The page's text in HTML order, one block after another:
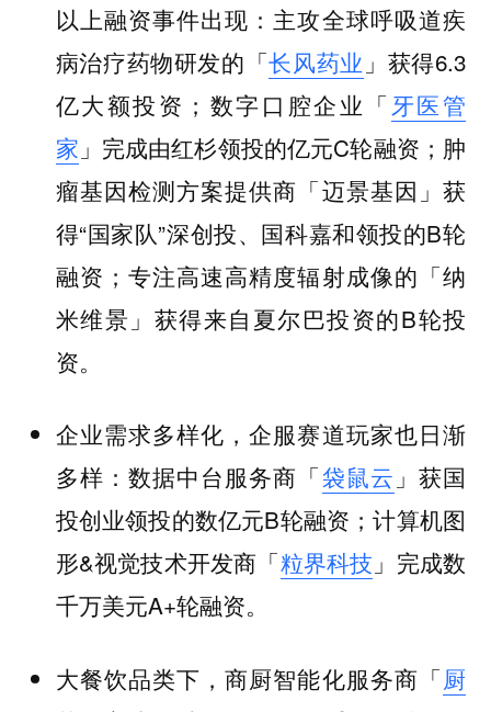
以上融资事件出现： 主攻全球呼吸道疾
病治疗药物研发的「长风药业 」获得6.3
亿大额投资；数字口腔企业「 牙医管
家 」完成由红杉领投的亿元C轮融资；肿
瘤基因检测方案提供商「迈景基因」获
得“国家队”深创投、国科嘉和领投的B轮
融资；专注高速高精度辐射成像的「纳
米维景」获得来自夏尔巴投资的B轮投
资。
企业需求多样化，企服赛道玩家也日渐
多样 ：数据中台服务商「袋鼠云 」获国
投创业领投的数亿元B轮融资；计算机图
形&视觉技术开发商「粒界科技 」完成数
千万美元A+轮融资。
大餐饮品类下，商厨智能化服务商「厨